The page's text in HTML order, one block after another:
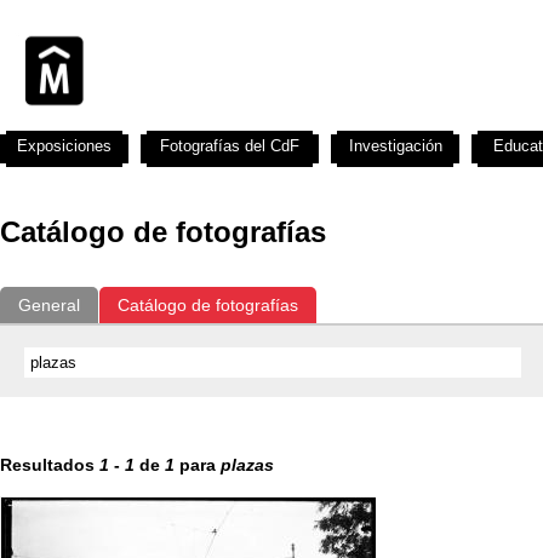
Catálogo de fotografías
General Catálogo de fotografías
Resultados 1 - 1 de 1 para plazas
Exposiciones Fotografías del CdF Investigación